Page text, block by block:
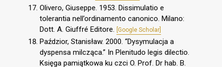
Olivero, Giuseppe. 1953. Dissimulatio e
tolerantia nell’ordinamento canonico. Milano:
Dott. A. Giuffré Editore.
[Google Scholar]
Paździor, Stanisław. 2000. “Dysymulacja a
dyspensa milcząca.” In Plenitudo legis dilectio.
Księga pamiątkowa ku czci O. Prof. Dr hab. B.